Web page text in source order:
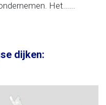
Het......
dijken: